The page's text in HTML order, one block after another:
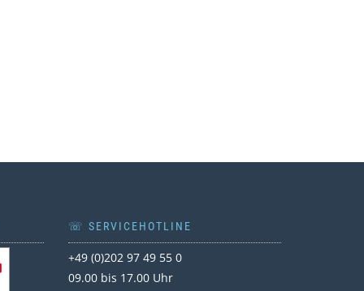
☏ SERVICEHOTLINE
+49 (0)202 97 49 55 0
09.00 bis 17.00 Uhr